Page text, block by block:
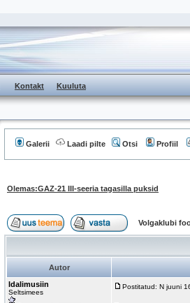
Kontakt Kuuluta
Galerii Laadi pilte Otsi Profiil
Olemas:GAZ-21 III-seeria tagasilla puksid
Volgaklubi
Autor
Idalimusiin
Seltsimees
Postitatud: N juuni